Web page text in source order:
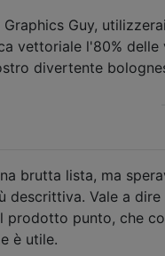
Guy,
vettoriale l'80% delle
divertente
brutta lista, ma
descrittiva. Vale a dire
prodotto punto, che
è utile.